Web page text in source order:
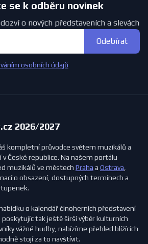
se k odběru novinek
o nových představeních a slevách
Odebírat
osobních údajů
2026/2027
kompletní průvodce světem muzikálů a
České republice. Na našem portálu
muzikálů ve městech Praha a Ostrava,
o obsazení, dostupných termínech a
o kalendář činoherních představení
poskytujíc tak ještě širší výběr kulturních
vážné hudby, nabízíme přehled blížících
stojí za to navštívit.